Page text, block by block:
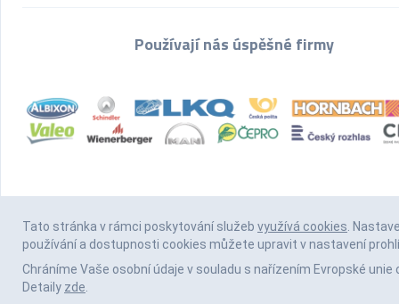
Používají nás úspěšné firmy
Tato stránka v rámci poskytování služeb využívá cookies.
používání a dostupnosti cookies můžete upravit v nastavení
Chráníme Vaše osobní údaje v souladu s nařízením Evropské unie
Detaily zde.